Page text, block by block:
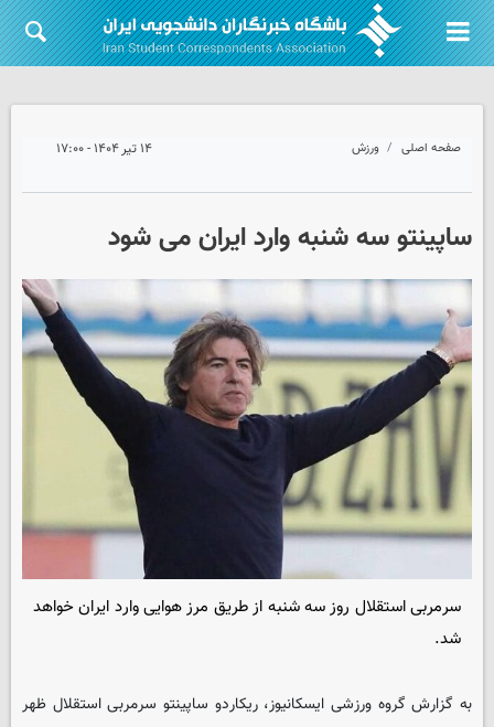
صفحه اصلی ورزش ۱۴ تیر ۱۴۰۴ - ۱۷:۰۰
ساپینتو سه شنبه وارد ایران می شود
سرمربی استقلال روز سه شنبه از طریق مرز هوایی وارد ایران خواهد
شد.
به گزارش گروه ورزشی ایسکانیوز، ریکاردو ساپینتو سرمربی استقلال ظهر